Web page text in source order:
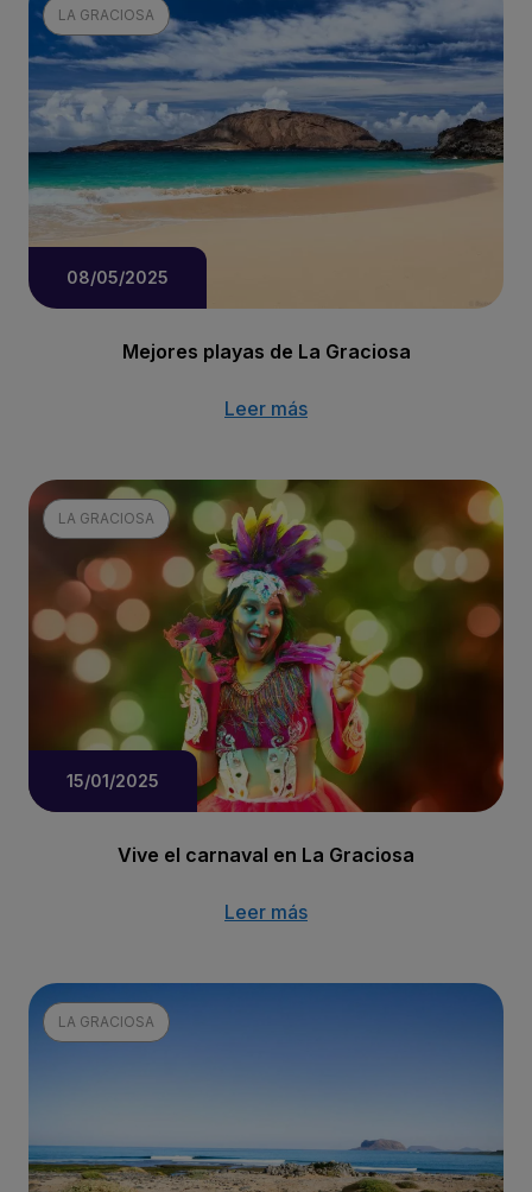
LA GRACIOSA
08/05/2025
Mejores playas de La Graciosa
Leer más
LA GRACIOSA
15/01/2025
Vive el carnaval en La Graciosa
Leer más
LA GRACIOSA